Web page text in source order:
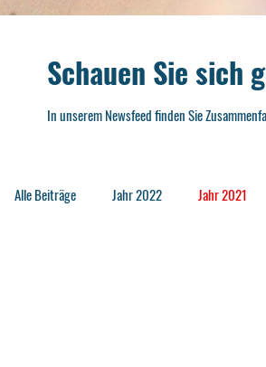
Schauen Sie sich
In unserem Newsfeed finden Sie
Alle Beiträge Jahr 2022 Jahr 2021